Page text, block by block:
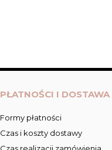
PŁATNOŚCI I DOSTAWA
Formy płatności
Czas i koszty dostawy
Czas realizacji zamówienia